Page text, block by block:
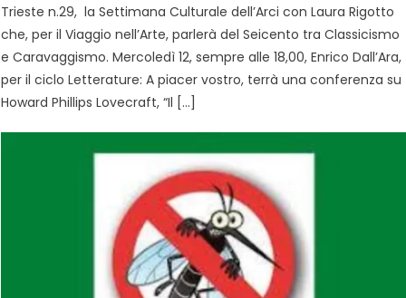
Trieste n.29, la Settimana Culturale dell’Arci con Laura Rigotto
che, per il Viaggio nell’Arte, parlerà del Seicento tra Classicismo
e Caravaggismo. Mercoledì 12, sempre alle 18,00, Enrico Dall’Ara,
per il ciclo Letterature: A piacer vostro, terrà una conferenza su
Howard Phillips Lovecraft, “Il […]